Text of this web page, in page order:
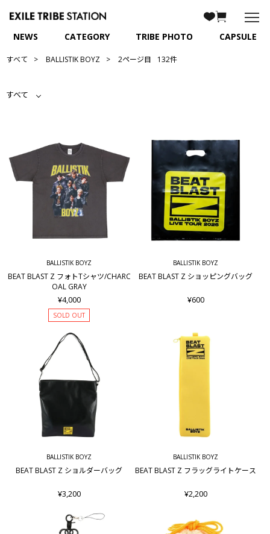
NEWS CATEGORY TRIBE PHOTO CAPSULE
すべて BALLISTIK BOYZ 2ページ目 132件
すべて
BALLISTIK BOYZ
BEAT BLAST Z フォトTシャツ/CHARC
OAL GRAY
¥4,000
SOLD OUT
BALLISTIK BOYZ
BEAT BLAST Z ショッピングバッグ
¥600
BALLISTIK BOYZ
BEAT BLAST Z ショルダーバッグ
¥3,200
BALLISTIK BOYZ
BEAT BLAST Z フラッグライトケース
¥2,200